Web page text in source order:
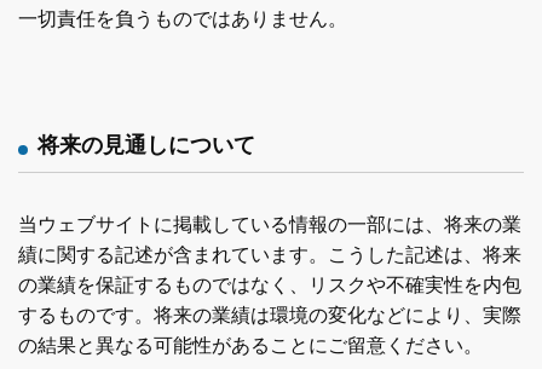
一切責任を負うものではありません。
将来の見通しについて
当ウェブサイトに掲載している情報の一部には、将来の業
績に関する記述が含まれています。こうした記述は、将来
の業績を保証するものではなく、リスクや不確実性を内包
するものです。将来の業績は環境の変化などにより、実際
の結果と異なる可能性があることにご留意ください。